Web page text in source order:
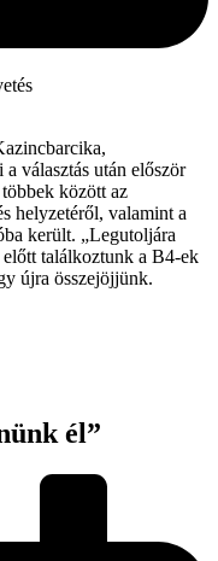
választás után először
között az
helyzetéről, valamint a
került. „Legutoljára
találkoztunk a B4-ek
újra összejöjjünk.
él”